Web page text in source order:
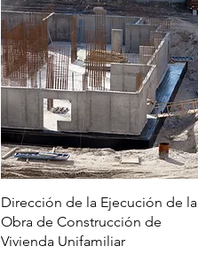
Vista rápida
Dirección de la Ejecución de la
Obra de Construcción de
Vivienda Unifamiliar